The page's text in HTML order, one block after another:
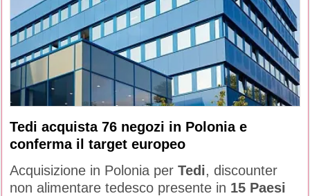
Tedi acquista 76 negozi in Polonia e
conferma il target europeo
Acquisizione in Polonia per Tedi, discounter
non alimentare tedesco presente in 15 Paesi